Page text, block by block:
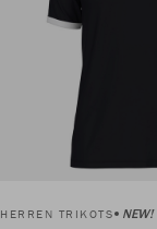
HERREN TRIKOTS NEW!